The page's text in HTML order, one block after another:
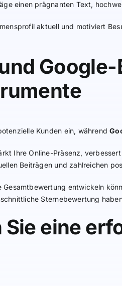
einen prägnanten Text,
aktuell und motiviert
Kunden ein, während
Ihre Online-Präsenz,
Beiträgen und zahlreichen
Gesamtbewertung entwickeln
Sternebewertung
eine